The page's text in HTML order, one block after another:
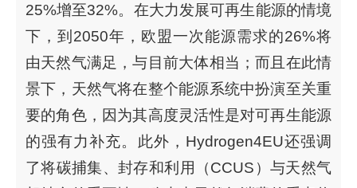
25%增至32%。在大力发展可再生能源的情境
下，到2050年，欧盟一次能源需求的26%将
由天然气满足，与目前大体相当；而且在此情
景下，天然气将在整个能源系统中扮演至关重
要的角色，因为其高度灵活性是对可再生能源
的强有力补充。此外，Hydrogen4EU还强调
了将碳捕集、封存和利用（CCUS）与天然气